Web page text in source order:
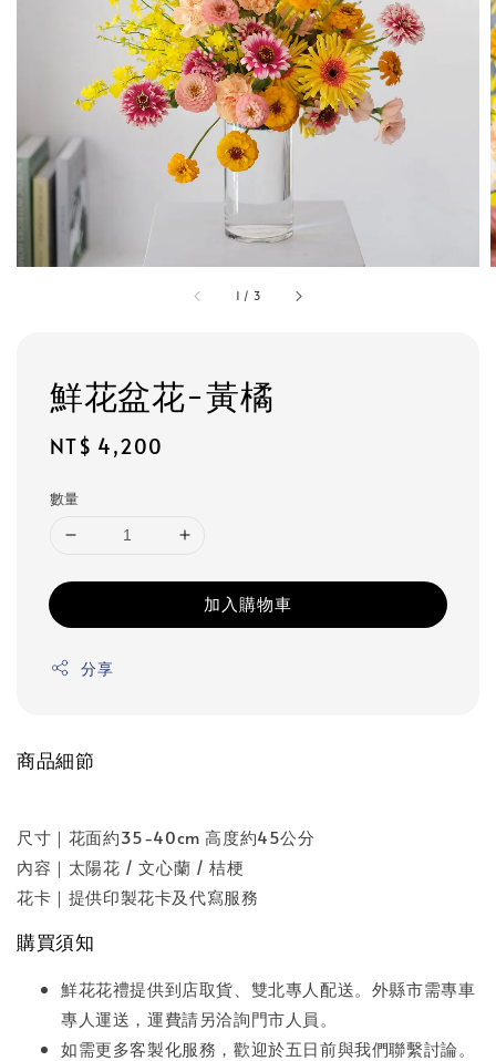
1 / 3
鮮花盆花-黃橘
Regular
NT$ 4,200
數量
加入購物車
分享
商品細節
尺寸｜花面約35-40cm 高度約45公分
內容｜太陽花 / 文心蘭 / 桔梗
花卡｜提供印製花卡及代寫服務
購買須知
鮮花花禮提供到店取貨、雙北專人配送。外縣市需專車
專人運送，運費請另洽詢門市人員。
如需更多客製化服務，歡迎於五日前與我們聯繫討論。